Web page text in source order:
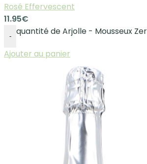
Rosé Effervescent
11.95€
- quantité de Arjolle - Mousseux
Ajouter au panier